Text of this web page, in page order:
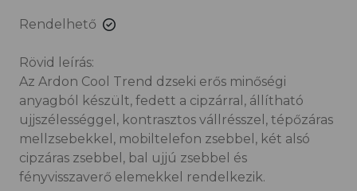
Rendelhető
Rövid leírás:
Az Ardon Cool Trend dzseki erős minőségi
anyagból készült, fedett a cipzárral, állítható
ujjszélességgel, kontrasztos vállrésszel, tépőzáras
mellzsebekkel, mobiltelefon zsebbel, két alsó
cipzáras zsebbel, bal ujjú zsebbel és
fényvisszaverő elemekkel rendelkezik.